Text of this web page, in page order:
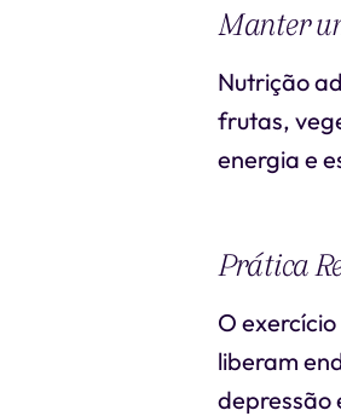
Manter
Nutrição
frutas,
energia e
Prática
O
liberam
depressão